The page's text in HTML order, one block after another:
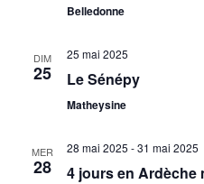
Belledonne
DIM
25
25 mai 2025
Le Sénépy
Matheysine
MER
28
28 mai 2025 -31 mai 2025
4 jours en Ardèche